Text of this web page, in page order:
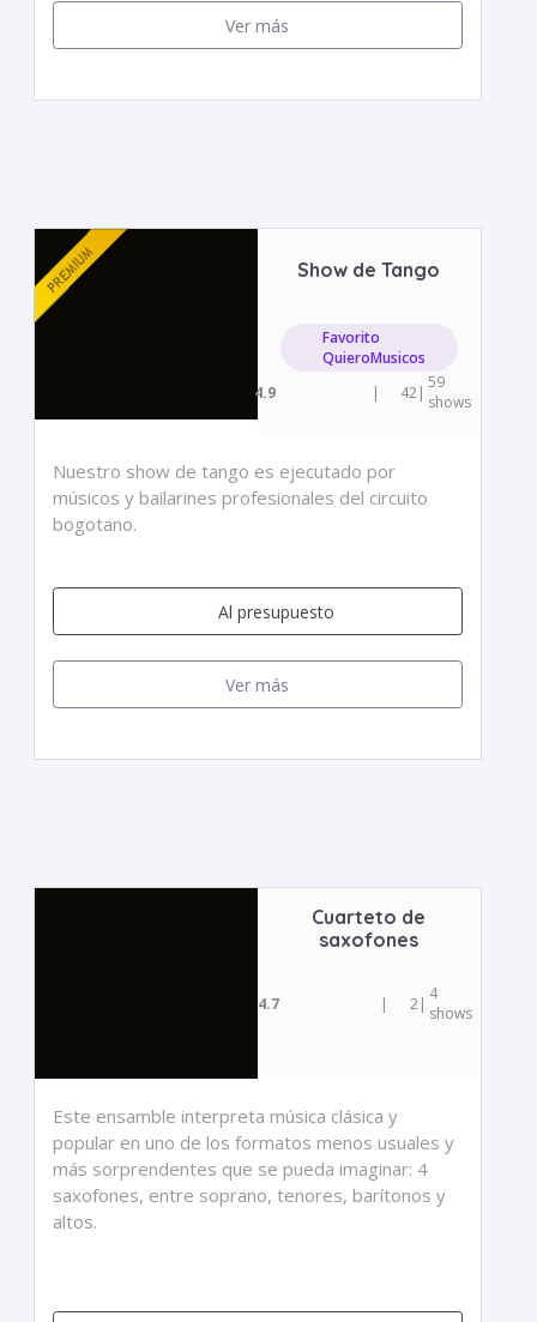
Ver más
Show de Tango
Favorito
QuieroMusicos
4.9
| 42| 59
shows
Nuestro show de tango es ejecutado por
músicos y bailarines profesionales del circuito
bogotano.
Al presupuesto
Ver más
Cuarteto de
saxofones
4.7 | 2| 4
shows
Este ensamble interpreta música clásica y
popular en uno de los formatos menos usuales y
más sorprendentes que se pueda imaginar: 4
saxofones, entre soprano, tenores, barítonos y
altos.